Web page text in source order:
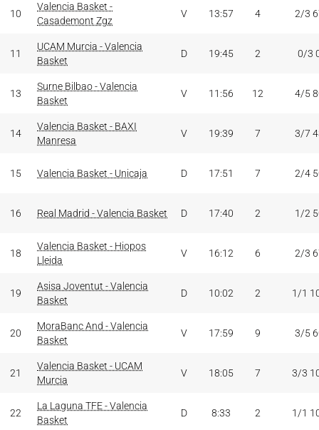
10
Valencia Basket -
Casademont Zgz
V 13:57 4 2/3
11
UCAM Murcia - Valencia
Basket
D 19:45 2 0/3
13
Surne Bilbao - Valencia
Basket
V 11:56 12 4/5
14
Valencia Basket - BAXI
Manresa
V 19:39 7 3/7
15 Valencia Basket - Unicaja D 17:51 7 2/4
16 Real Madrid - Valencia Basket D 17:40 2 1/2
18
Valencia Basket - Hiopos
Lleida
V 16:12 6 2/3
19
Asisa Joventut - Valencia
Basket
D 10:02 2 1/1
20
MoraBanc And - Valencia
Basket
V 17:59 9 3/5
21
Valencia Basket - UCAM
Murcia
V 18:05 7 3/3
22
La Laguna TFE - Valencia
Basket
D 8:33 2 1/1